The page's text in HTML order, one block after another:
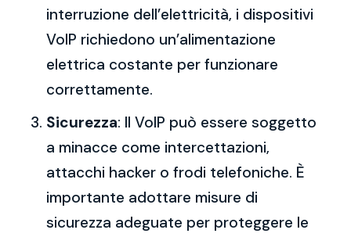
interruzione dell’elettricità, i dispositivi
VoIP richiedono un’alimentazione
elettrica costante per funzionare
correttamente.
Sicurezza: Il VoIP può essere soggetto
a minacce come intercettazioni,
attacchi hacker o frodi telefoniche. È
importante adottare misure di
sicurezza adeguate per proteggere le